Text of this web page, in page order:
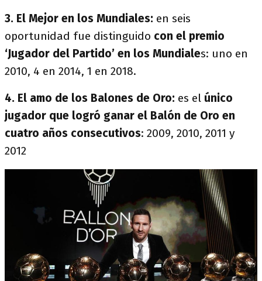
3. El Mejor en los Mundiales: en seis
oportunidad fue distinguido con el premio
‘Jugador del Partido’ en los Mundiales: uno en
2010, 4 en 2014, 1 en 2018.
4. El amo de los Balones de Oro: es el único
jugador que logró ganar el Balón de Oro en
cuatro años consecutivos: 2009, 2010, 2011 y
2012